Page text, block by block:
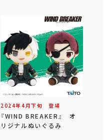
2024年4 月下旬 登場
『WIND BREAKER』 オ
リジナルぬいぐるみ